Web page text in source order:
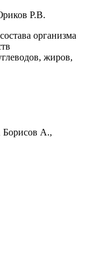
Р.В.
организма
жиров,
Борисов А.,